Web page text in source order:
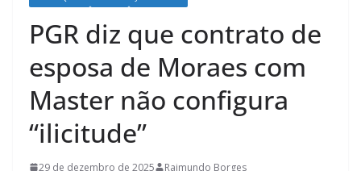
PGR diz que contrato de
esposa de Moraes com
Master não configura
“ilicitude”
29 de dezembro de 2025 Raimundo Borges